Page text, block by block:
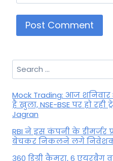
Search
for:
Mock Trading: आज
है खुला, NSE-BSE पर हो
Jagran
RBI ने इस कंपनी के डीमर्जर
बेचकर निकलने लगे निवेशक
360 डिग्री कैमरा, 6 एयरबैग